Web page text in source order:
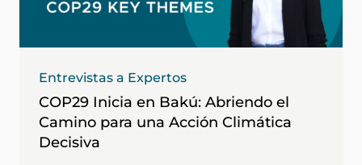
Entrevistas a Expertos
COP29 Inicia en Bakú: Abriendo el
Camino para una Acción Climática
Decisiva